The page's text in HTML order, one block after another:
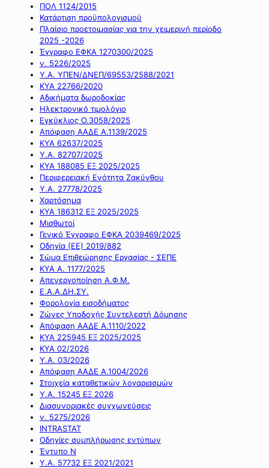
ΠΟΛ 1124/2015
Κατάρτιση προϋπολογισμού
Πλαίσιο προετοιμασίας για την χειμερινή περίοδο
2025 -2026
Έγγραφο ΕΦΚΑ 1270300/2025
ν. 5226/2025
Υ.Α. ΥΠΕΝ/ΔΝΕΠ/69553/2588/2021
ΚΥΑ 22766/2020
Αδικήματα δωροδοκίας
Ηλεκτρονικό τιμολόγιο
Εγκύκλιος Ο.3058/2025
Απόφαση ΑΑΔΕ Α.1139/2025
ΚΥΑ 62637/2025
Υ.Α. 82707/2025
ΚΥΑ 188085 ΕΞ 2025/2025
Περιφερειακή Ενότητα Ζακύνθου
Υ.Α. 27778/2025
Χαρτόσημα
ΚΥΑ 186312 ΕΞ 2025/2025
Μισθωτοί
Γενικό Έγγραφο ΕΦΚΑ 2039469/2025
Οδηγία (ΕΕ) 2019/882
Σώμα Επιθεώρησης Εργασίας - ΣΕΠΕ
ΚΥΑ Α. 1177/2025
Απενεργοποίηση Α.Φ.Μ.
Ε.Α.Α.ΔΗ.ΣΥ.
Φορολογία εισοδήματος
Ζώνες Υποδοχής Συντελεστή Δόμησης
Απόφαση ΑΑΔΕ Α.1110/2022
ΚΥΑ 225945 ΕΞ 2025/2025
ΚΥΑ 02/2026
Υ.Α. 03/2026
Απόφαση ΑΑΔΕ Α.1004/2026
Στοιχεία καταθετικών λογαριασμών
Υ.Α. 15245 ΕΞ 2026
Διασυνοριακές συγχωνεύσεις
ν. 5275/2026
INTRASTAT
Οδηγίες συμπλήρωσης εντύπων
Έντυπο Ν
Υ.Α. 57732 ΕΞ 2021/2021